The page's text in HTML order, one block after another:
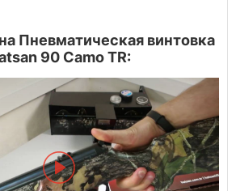
Пневматическая винтовка
90 Camo TR: